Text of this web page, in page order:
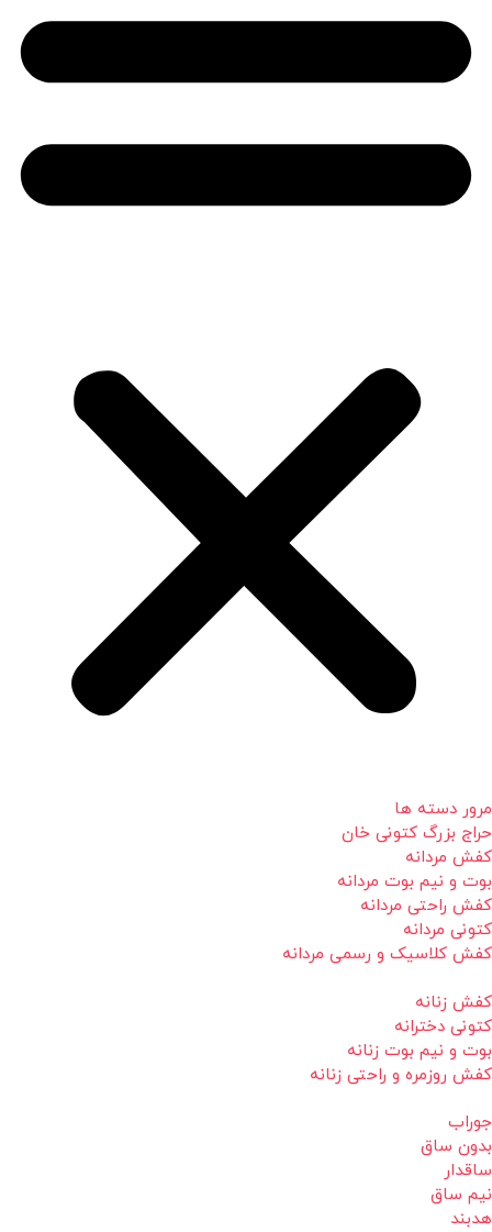
مرور دسته ها
حراج بزرگ کتونی خان
کفش مردانه
بوت و نیم بوت مردانه
کفش راحتی مردانه
کتونی مردانه
کفش کلاسیک و رسمی مردانه
کفش زنانه
کتونی دخترانه
بوت و نیم بوت زنانه
کفش روزمره و راحتی زنانه
جوراب
بدون ساق
ساقدار
نیم ساق
هدبند